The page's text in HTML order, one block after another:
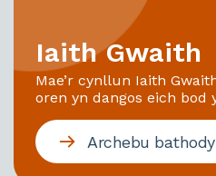
Iaith Gwaith
Mae’r cynllun Iaith
oren yn dangos eich bod
Archebu